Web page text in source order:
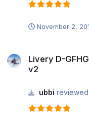
November 2,
Livery D-
v2
ubbi reviewed